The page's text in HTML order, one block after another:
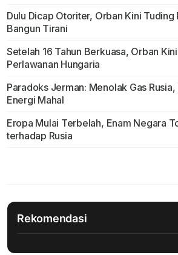
Dulu Dicap Otoriter, Orban Kini Tuding
Bangun Tirani
Setelah 16 Tahun Berkuasa, Orban
Perlawanan Hungaria
Paradoks Jerman: Menolak Gas
Energi Mahal
Eropa Mulai Terbelah, Enam Negara
terhadap Rusia
Rekomendasi